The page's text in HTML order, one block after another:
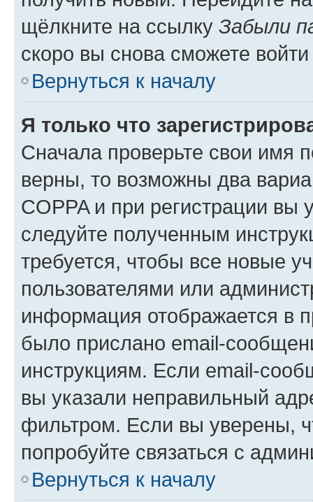
щёлкните на ссылку Забыли
скоро вы снова сможете
Вернуться к началу
Я только что
Сначала проверьте свои имя
верны, то возможны два
COPPA и при регистрации вы
следуйте полученным
требуется, чтобы все новые
пользователями или
информация отображается в
было прислано email-
инструкциям. Если email-
вы указали неправильный
фильтром. Если вы уверены,
попробуйте связаться с
Вернуться к началу